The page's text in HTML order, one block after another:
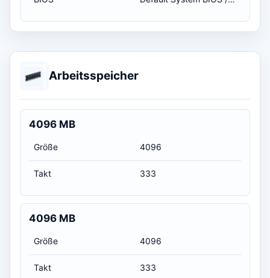
Arbeitsspeicher
4096 MB
Größe 4096
Takt 333
4096 MB
Größe 4096
Takt 333